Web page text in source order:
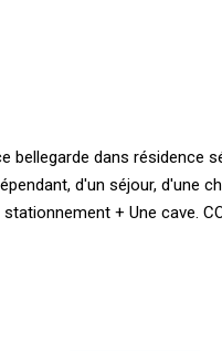
bellegarde dans résidence
d'un séjour, d'une
+ Une cave.